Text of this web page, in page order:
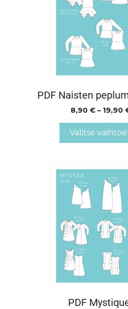
PDF Naisten
8,90 € – 19,90
Valitse
PDF